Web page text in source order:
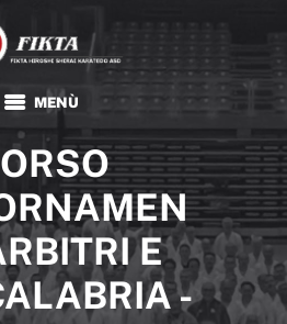
E
-
FIKTA
Sportiva Dilettantistica
NEWS